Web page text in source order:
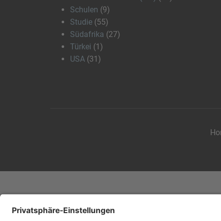
Schulen (9)
Studie (55)
Südafrika (27)
Türkei (1)
USA (31)